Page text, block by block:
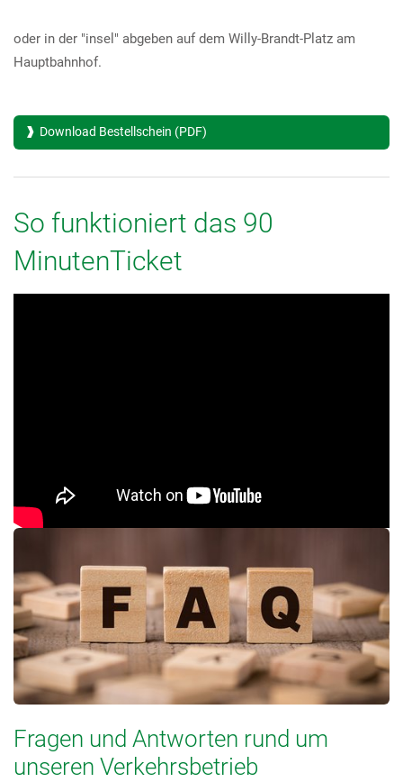
oder in der "insel" abgeben auf dem Willy-Brandt-Platz am
Hauptbahnhof.
Download Bestellschein (PDF)
So funktioniert das 90
MinutenTicket
Fragen und Antworten rund um
unseren Verkehrsbetrieb